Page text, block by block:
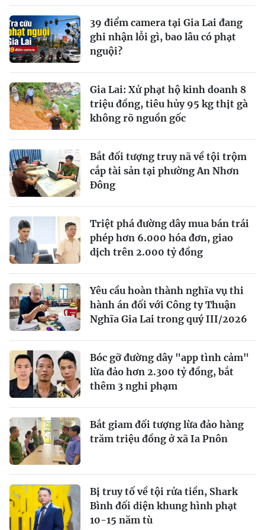
39 điểm camera tại Gia Lai đang
ghi nhận lỗi gì, bao lâu có phạt
nguội?
Gia Lai: Xử phạt hộ kinh doanh 8
triệu đồng, tiêu hủy 95 kg thịt gà
không rõ nguồn gốc
Bắt đối tượng truy nã về tội trộm
cắp tài sản tại phường An Nhơn
Đông
Triệt phá đường dây mua bán trái
phép hơn 6.000 hóa đơn, giao
dịch trên 2.000 tỷ đồng
Yêu cầu hoàn thành nghĩa vụ thi
hành án đối với Công ty Thuận
Nghĩa Gia Lai trong quý III/2026
Bóc gỡ đường dây "app tình cảm"
lừa đảo hơn 2.300 tỷ đồng, bắt
thêm 3 nghi phạm
Bắt giam đối tượng lừa đảo hàng
trăm triệu đồng ở xã Ia Pnôn
Bị truy tố về tội rửa tiền, Shark
Bình đối diện khung hình phạt
10-15 năm tù